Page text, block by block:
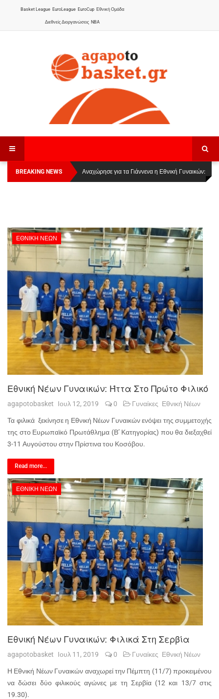
Basket League EuroLeague EuroCup Εθνική Ομάδα
Διεθνείς Διοργανώσεις NBA
BREAKING NEWS
Οι Πάνθηρες Καβάλας στην Women Basketball
League 1
Αναχώρησε για τα Γιάννενα η Εθνική Γυναικών:
ΕΘΝΙΚΉ ΝΈΩΝ
Εθνική Νέων Γυναικών: Ήττα Στο Πρώτο Φιλικό
agapotobasket Ιουλ 12, 2019 0 Γυναίκες Εθνική Νέων
Τα φιλικά ξεκίνησε η Εθνική Νέων Γυναικών ενόψει της συμμετοχής
της στο Ευρωπαϊκό Πρωτάθλημα (Β’ Κατηγορίας) που θα διεξαχθεί
3-11 Αυγούστου στην Πρίστινα του Κοσόβου.
Read more...
ΕΘΝΙΚΉ ΝΈΩΝ
Εθνική Νέων Γυναικών: Φιλικά Στη Σερβία
agapotobasket Ιουλ 11, 2019 0 Γυναίκες Εθνική Νέων
Η Εθνική Νέων Γυναικών αναχωρεί την Πέμπτη (11/7) προκειμένου
να δώσει δύο φιλικούς αγώνες με τη Σερβία (12 και 13/7 στις
19.30).